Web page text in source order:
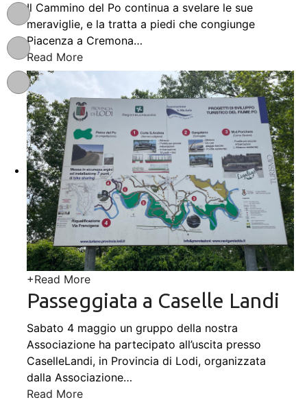
Il Cammino del Po continua a svelare le sue
meraviglie, e la tratta a piedi che congiunge
Piacenza a Cremona…
Read More
+Read More
Passeggiata a Caselle Landi
Sabato 4 maggio un gruppo della nostra
Associazione ha partecipato all’uscita presso
CaselleLandi, in Provincia di Lodi, organizzata
dalla Associazione…
Read More